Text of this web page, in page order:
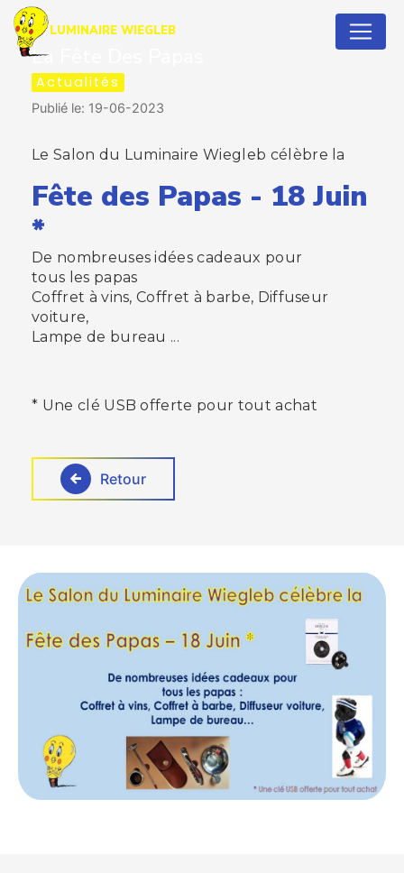
LUMINAIRE WIEGLEB
La Fête Des Papas
Actualités
Publié le: 19-06-2023
Le Salon du Luminaire Wiegleb célèbre la
Fête des Papas - 18 Juin
*
De nombreuses idées cadeaux pour
tous les papas
Coffret à vins, Coffret à barbe, Diffuseur
voiture,
Lampe de bureau ...
* Une clé USB offerte pour tout achat
Retour
Panneau de gestion des cookies